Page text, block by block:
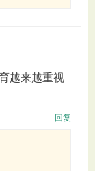
越来越重视
回复